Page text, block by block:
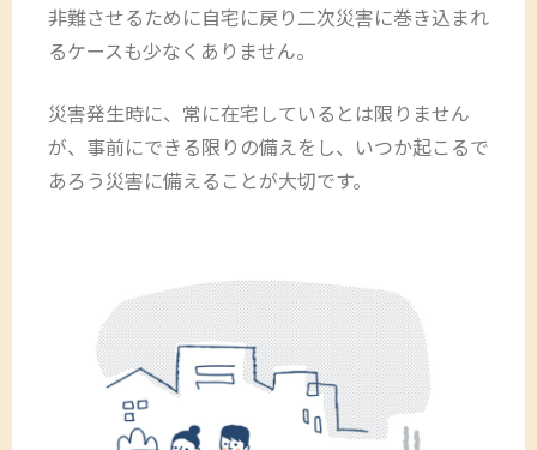
非難させるために自宅に戻り二次災害に巻き込まれ
るケースも少なくありません。
災害発生時に、常に在宅しているとは限りません
が、事前にできる限りの備えをし、いつか起こるで
あろう災害に備えることが大切です。